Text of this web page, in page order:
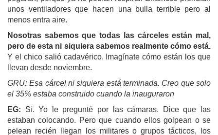
unos ventiladores que hacen una bulla terrible pero al
menos entra aire.
Nosotras sabemos que todas las cárceles están mal,
pero de esta ni siquiera sabemos realmente cómo está.
Y el chico salió cadavérico. Imagínate cómo están los que
llevan desde noviembre.
GRU:Esa cárcel ni siquiera está terminada. Creo que solo
el 35% estaba construido cuando la inauguraron
EG: Sí. Yo le pregunté por las cámaras. Dice que las
estaban colocando. Pero que cuando ellos golpean o se
pelean recién llegan los militares o grupos tácticos, los